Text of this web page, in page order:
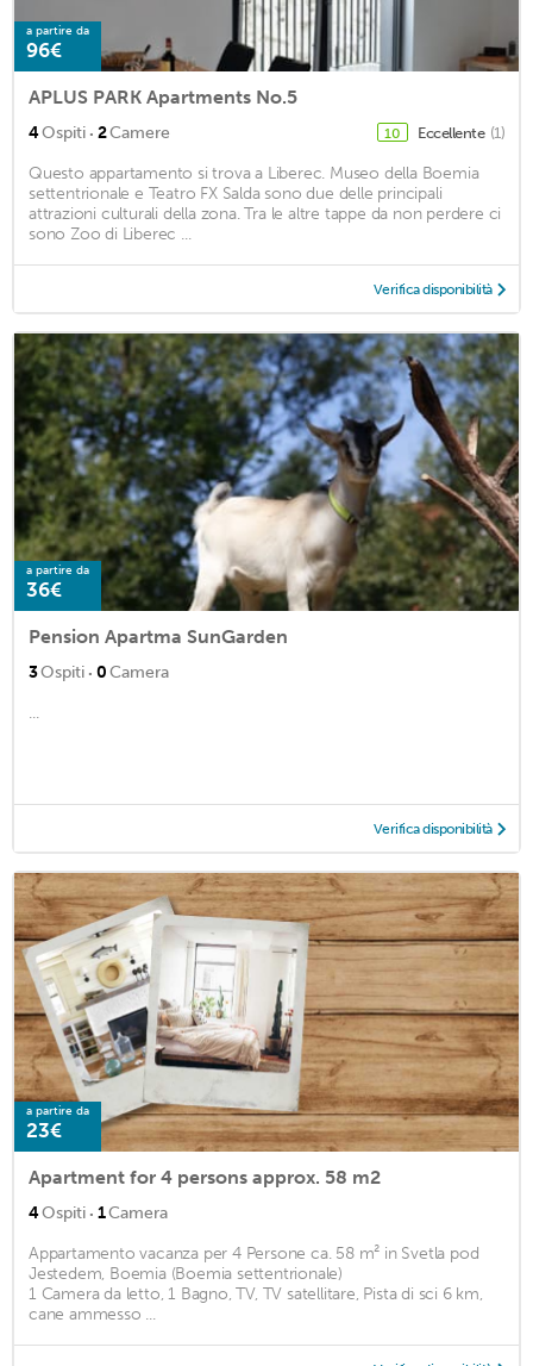
a partire da
96€
APLUS PARK Apartments No.5
4Ospiti · 2Camere 10 Eccellente (1)
Questo appartamento si trova a Liberec. Museo della Boemia
settentrionale e Teatro FX Salda sono due delle principali
attrazioni culturali della zona. Tra le altre tappe da non perdere ci
sono Zoo di Liberec ...
Verifica disponibilità
a partire da
36€
Pension Apartma SunGarden
3Ospiti · 0Camera
...
Verifica disponibilità
a partire da
23€
Apartment for 4 persons approx. 58 m2
4Ospiti · 1Camera
Appartamento vacanza per 4 Persone ca. 58 m² in Svetla pod
Jestedem, Boemia (Boemia settentrionale)
1 Camera da letto, 1 Bagno, TV, TV satellitare, Pista di sci 6 km,
cane ammesso ...